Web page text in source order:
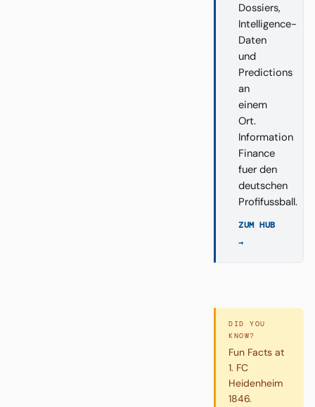
Dossiers,
Intelligence-
Daten
und
Predictions
an
einem
Ort.
Information
Finance
fuer den
deutschen
Profifussball.
ZUM HUB
→
DID YOU
KNOW?
Fun Facts at
1. FC
Heidenheim
1846.